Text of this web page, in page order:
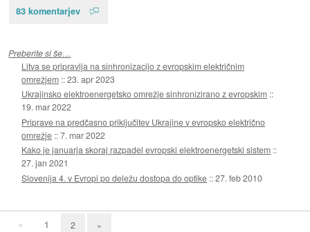
83 komentarjev
Preberite si še…
Litva se pripravlja na sinhronizacijo z evropskim električnim
omrežjem ::23. apr 2023
Ukrajinsko elektroenergetsko omrežje sinhronizirano z evropskim ::
19. mar 2022
Priprave na predčasno priključitev Ukrajine v evropsko električno
omrežje ::7. mar 2022
Kako je januarja skoraj razpadel evropski elektroenergetski sistem ::
27. jan 2021
Slovenija 4. v Evropi po deležu dostopa do optike ::27. feb 2010
« 1 2 »